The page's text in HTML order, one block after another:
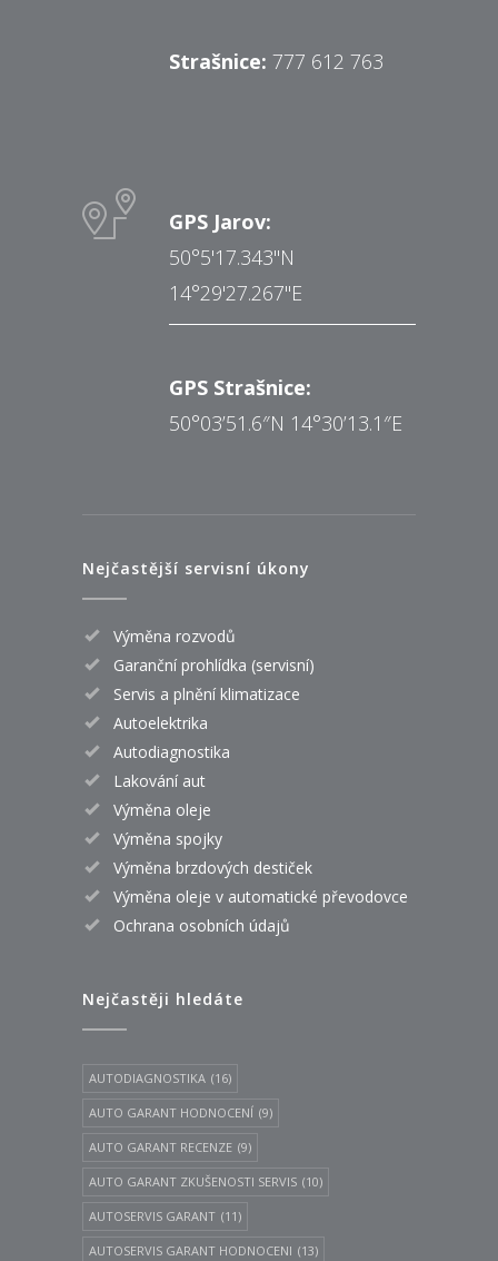
Strašnice: 777 612 763
GPS Jarov:
50°5'17.343"N
14°29'27.267"E
GPS Strašnice:
50°03’51.6″N 14°30’13.1″E
Nejčastější servisní úkony
Výměna rozvodů
Garanční prohlídka (servisní)
Servis a plnění klimatizace
Autoelektrika
Autodiagnostika
Lakování aut
Výměna oleje
Výměna spojky
Výměna brzdových destiček
Výměna oleje v automatické převodovce
Ochrana osobních údajů
Nejčastěji hledáte
AUTODIAGNOSTIKA (16)
AUTO GARANT HODNOCENÍ (9)
AUTO GARANT RECENZE (9)
AUTO GARANT ZKUŠENOSTI SERVIS (10)
AUTOSERVIS GARANT (11)
AUTOSERVIS GARANT HODNOCENI (13)